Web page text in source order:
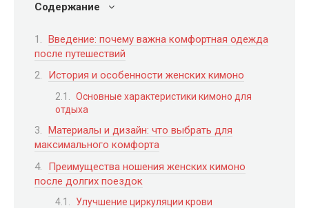
Содержание
Введение: почему важна комфортная одежда
после путешествий
История и особенности женских кимоно
Основные характеристики кимоно для
отдыха
Материалы и дизайн: что выбрать для
максимального комфорта
Преимущества ношения женских кимоно
после долгих поездок
Улучшение циркуляции крови